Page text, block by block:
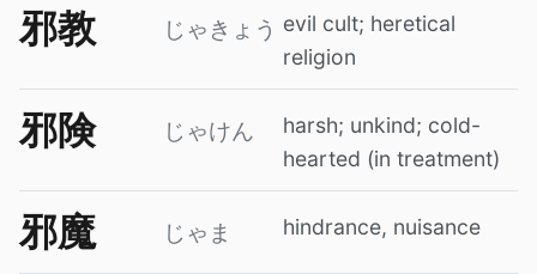
邪教 じゃきょう evil cult; heretical
religion
邪険 じゃけん
harsh; unkind; cold-
hearted (in treatment)
邪魔 じゃま hindrance, nuisance